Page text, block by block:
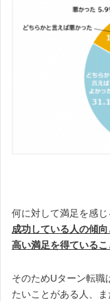
何に対して満足を感じ
成功している人の傾
高い満足を得ているこ
そのためUターン転職
たいことがある人、